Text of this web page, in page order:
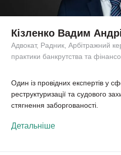
Кізленко Вадим
Адвокат, Радник, Арбітражний
практики банкрутства та
Один із провідних експертів у
реструктуризації та судового
стягнення заборгованості.
Детальніше